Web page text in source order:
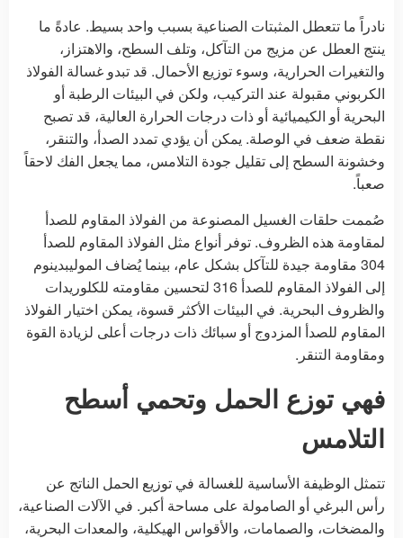
نادراً ما تتعطل المثبتات الصناعية بسبب واحد بسيط. عادةً ما
ينتج العطل عن مزيج من التآكل، وتلف السطح، والاهتزاز،
والتغيرات الحرارية، وسوء توزيع الأحمال. قد تبدو غسالة الفولاذ
الكربوني مقبولة عند التركيب، ولكن في البيئات الرطبة أو
البحرية أو الكيميائية أو ذات درجات الحرارة العالية، قد تصبح
نقطة ضعف في الوصلة. يمكن أن يؤدي تمدد الصدأ، والتنقر،
وخشونة السطح إلى تقليل جودة التلامس، مما يجعل الفك لاحقاً
صعباً.
صُممت حلقات الغسيل المصنوعة من الفولاذ المقاوم للصدأ
لمقاومة هذه الظروف. توفر أنواع مثل الفولاذ المقاوم للصدأ
304 مقاومة جيدة للتآكل بشكل عام، بينما يُضاف الموليبدينوم
إلى الفولاذ المقاوم للصدأ 316 لتحسين مقاومته للكلوريدات
والظروف البحرية. في البيئات الأكثر قسوة، يمكن اختيار الفولاذ
المقاوم للصدأ المزدوج أو سبائك ذات درجات أعلى لزيادة القوة
ومقاومة التنقر.
فهي توزع الحمل وتحمي أسطح
التلامس
تتمثل الوظيفة الأساسية للغسالة في توزيع الحمل الناتج عن
رأس البرغي أو الصامولة على مساحة أكبر. في الآلات الصناعية،
والمضخات، والصمامات، والأقواس الهيكلية، والمعدات البحرية،